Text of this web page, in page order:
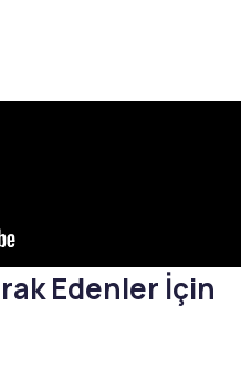
Edenler İçin